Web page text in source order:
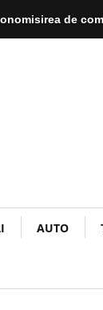
de
AUTO